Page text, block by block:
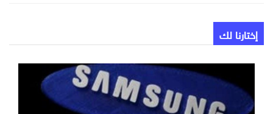
إختارنا لك